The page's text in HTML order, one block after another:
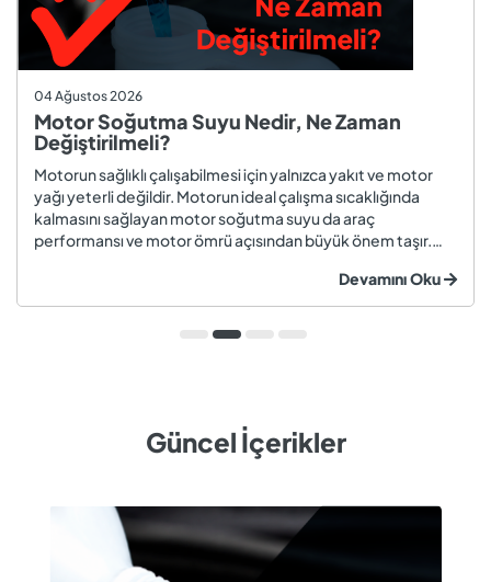
04 Ağustos 2026
Motor Soğutma Suyu Nedir, Ne Zaman
Değiştirilmeli?
Motorun sağlıklı çalışabilmesi için yalnızca yakıt ve motor
yağı yeterli değildir. Motorun ideal çalışma sıcaklığında
kalmasını sağlayan motor soğutma suyu da araç
performansı ve motor ömrü açısından büyük önem taşır.
değiştirilmeyen soğutma suyu; hararet, korozyon, motor
arızaları ve yüksek onarım ma...
Devamını Oku
Güncel İçerikler